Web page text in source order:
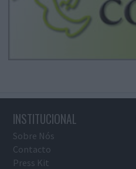
INSTITUCIONAL
Sobre Nós
Contacto
Press Kit